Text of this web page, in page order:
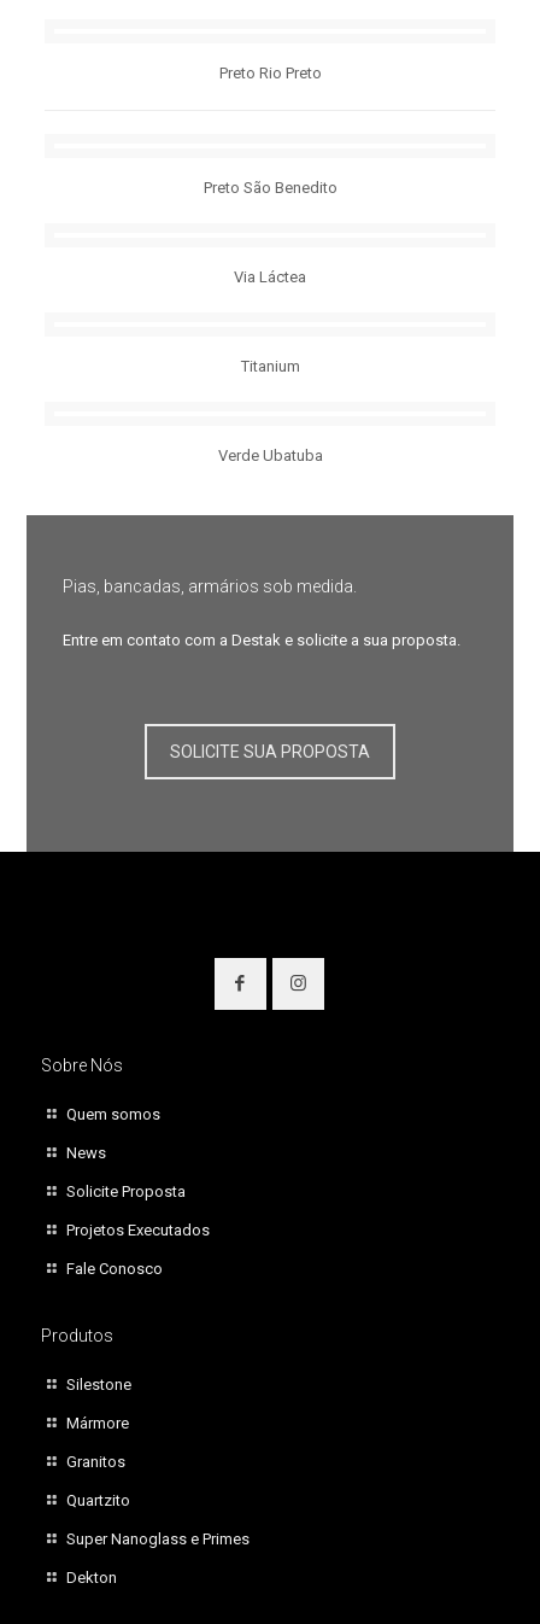
Preto Rio Preto
Preto São Benedito
Via Láctea
Titanium
Verde Ubatuba
Pias, bancadas, armários sob medida.
Entre em contato com a Destak e solicite a sua proposta.
SOLICITE SUA PROPOSTA
Sobre Nós
Quem somos
News
Solicite Proposta
Projetos Executados
Fale Conosco
Produtos
Silestone
Mármore
Granitos
Quartzito
Super Nanoglass e Primes
Dekton